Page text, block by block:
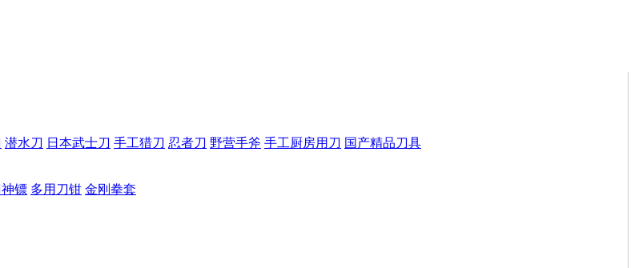
潜水刀 日本武士刀 手工猎刀 忍者刀 野营手斧 手工厨房用刀 国产精品刀具
镖 多用刀钳 金刚拳套